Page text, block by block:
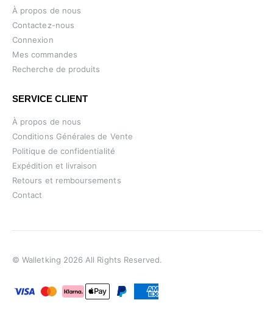
À propos de nous
Contactez-nous
Connexion
Mes commandes
Recherche de produits
SERVICE CLIENT
À propos de nous
Conditions Générales de Vente
Politique de confidentialité
Expédition et livraison
Retours et remboursements
Contact
© Walletking 2026 All Rights Reserved.